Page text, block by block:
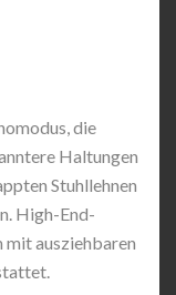
die
Haltungen
Stuhllehnen
High-End-
mit ausziehbaren